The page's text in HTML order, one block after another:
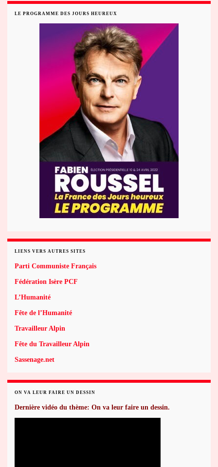
LE PROGRAMME DES JOURS HEUREUX
LIENS VERS AUTRES SITES
Parti Communiste Français
Fédération Isère PCF
L’Humanité
Fête de l’Humanité
Travailleur Alpin
Fête du Travailleur Alpin
Sassenage.net
ON VA LEUR FAIRE UN DESSIN
Dernière vidéo du thème: On va leur faire un dessin.